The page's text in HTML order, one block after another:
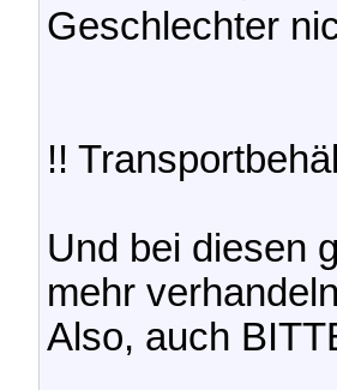
Geschlechter
!!
Und bei diesen
mehr
Also, auch